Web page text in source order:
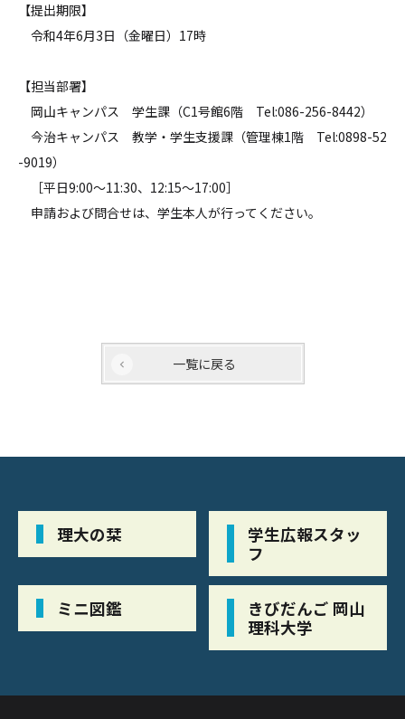
【提出期限】
令和4年6月3日（金曜日）17時
【担当部署】
岡山キャンパス 学生課（C1号館6階 Tel:086-256-8442）
今治キャンパス 教学・学生支援課（管理棟1階 Tel:0898-52
-9019）
［平日9:00～11:30、12:15～17:00］
申請および問合せは、学生本人が行ってください。
一覧に戻る
理大の栞
学生広報スタッ
フ
ミニ図鑑
きびだんご 岡山
理科大学